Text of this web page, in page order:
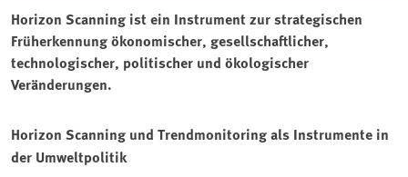
Horizon Scanning ist ein Instrument zur strategischen
Früherkennung ökonomischer, gesellschaftlicher,
technologischer, politischer und ökologischer
Veränderungen.
Horizon Scanning und Trendmonitoring als Instrumente in
der Umweltpolitik